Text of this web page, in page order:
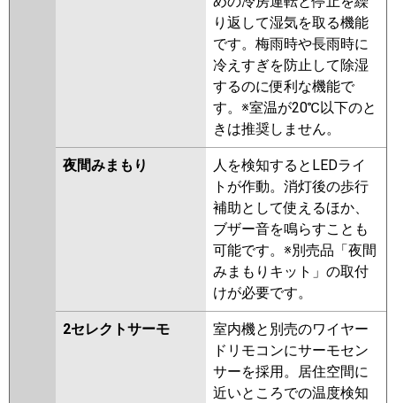
り返して湿気を取る機能
です。梅雨時や長雨時に
冷えすぎを防止して除湿
するのに便利な機能で
す。※室温が20℃以下のと
きは推奨しません。
夜間みまもり
人を検知するとLEDライ
トが作動。消灯後の歩行
補助として使えるほか、
ブザー音を鳴らすことも
可能です。※別売品「夜間
みまもりキット」の取付
けが必要です。
2セレクトサーモ
室内機と別売のワイヤー
ドリモコンにサーモセン
サーを採用。居住空間に
近いところでの温度検知